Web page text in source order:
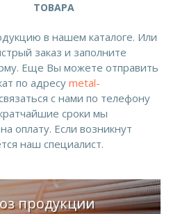
ТОВАРА
в нашем каталоге. Или
заказ и заполните
Еще Вы можете отправить
по адресу metal-
с нами по телефону
сроки мы
оплату. Если возникнут
наш специалист.
продукции